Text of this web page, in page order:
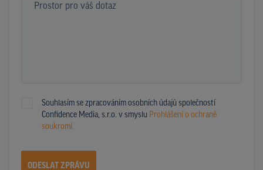
Souhlasím se zpracováním osobních údajů společností
Confidence Media, s.r.o. v smyslu Prohlášení o ochraně
soukromí.
ODESLAT ZPRÁVU